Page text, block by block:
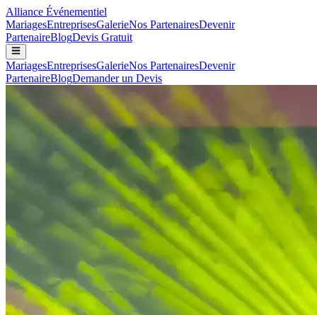
Alliance Événementiel
MariagesEntreprisesGalerieNos PartenairesDevenir
PartenaireBlogDevis Gratuit
MariagesEntreprisesGalerieNos PartenairesDevenir
PartenaireBlogDemander un Devis